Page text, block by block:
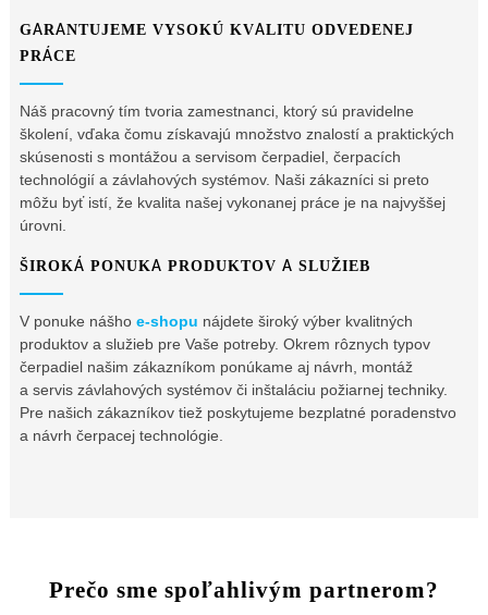
GARANTUJEME VYSOKÚ KVALITU ODVEDENEJ
PRÁCE
Náš pracovný tím tvoria zamestnanci, ktorý sú pravidelne
školení, vďaka čomu získavajú množstvo znalostí a praktických
skúsenosti s montážou a servisom čerpadiel, čerpacích
technológií a závlahových systémov. Naši zákazníci si preto
môžu byť istí, že kvalita našej vykonanej práce je na najvyššej
úrovni.
ŠIROKÁ PONUKA PRODUKTOV A SLUŽIEB
V ponuke nášho e-shopu nájdete široký výber kvalitných
produktov a služieb pre Vaše potreby. Okrem rôznych typov
čerpadiel našim zákazníkom ponúkame aj návrh, montáž
a servis závlahových systémov či inštaláciu požiarnej techniky.
Pre našich zákazníkov tiež poskytujeme bezplatné poradenstvo
a návrh čerpacej technológie.
Prečo sme spoľahlivým partnerom?